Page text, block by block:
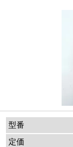
型番
定価